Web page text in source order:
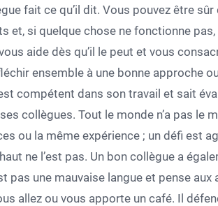
fait ce qu’il dit. Vous pouvez être sûr
et, si quelque chose ne fonctionne
aide dès qu’il le peut et vous
ensemble à une bonne approche
compétent dans son travail et sait
collègues. Tout le monde n’a pas le
ou la même expérience ; un défi est
ne l’est pas. Un bon collègue a
pas une mauvaise langue et pense
allez ou vous apporte un café. Il